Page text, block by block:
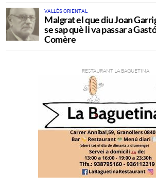
VALLÉS ORIENTAL
Malgrat el que diu Joan
se sap què li va passar a
Comère